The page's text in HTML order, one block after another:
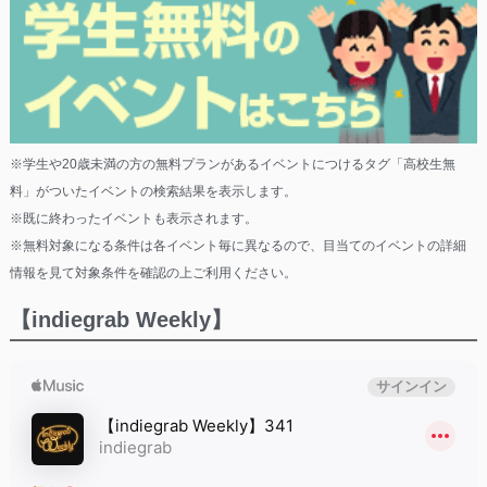
※学生や20歳未満の方の無料プランがあるイベントにつけるタグ「高校生無
料」がついたイベントの検索結果を表示します。
※既に終わったイベントも表示されます。
※無料対象になる条件は各イベント毎に異なるので、目当てのイベントの詳細
情報を見て対象条件を確認の上ご利用ください。
【indiegrab Weekly】